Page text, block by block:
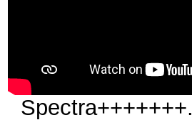
Spectra+++++++.